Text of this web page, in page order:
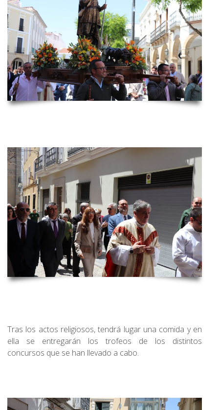
Tras los actos religiosos, tendrá lugar una comida y en
ella se entregarán los trofeos de los distintos
concursos que se han llevado a cabo.